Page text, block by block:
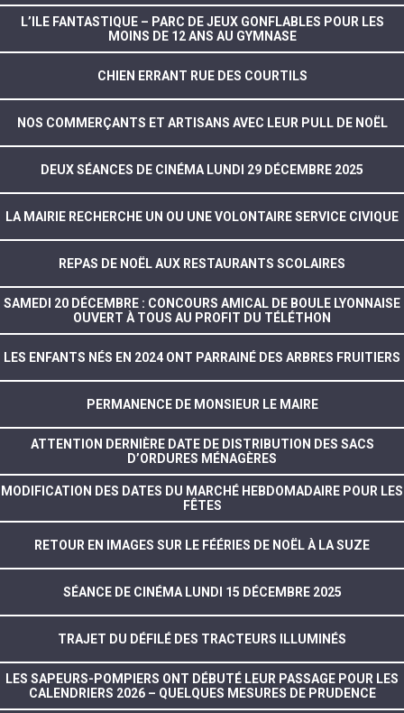
L’ILE FANTASTIQUE – PARC DE JEUX GONFLABLES POUR LES
MOINS DE 12 ANS AU GYMNASE
CHIEN ERRANT RUE DES COURTILS
NOS COMMERÇANTS ET ARTISANS AVEC LEUR PULL DE NOËL
DEUX SÉANCES DE CINÉMA LUNDI 29 DÉCEMBRE 2025
LA MAIRIE RECHERCHE UN OU UNE VOLONTAIRE SERVICE CIVIQUE
REPAS DE NOËL AUX RESTAURANTS SCOLAIRES
SAMEDI 20 DÉCEMBRE : CONCOURS AMICAL DE BOULE LYONNAISE
OUVERT À TOUS AU PROFIT DU TÉLÉTHON
LES ENFANTS NÉS EN 2024 ONT PARRAINÉ DES ARBRES FRUITIERS
PERMANENCE DE MONSIEUR LE MAIRE
ATTENTION DERNIÈRE DATE DE DISTRIBUTION DES SACS
D’ORDURES MÉNAGÈRES
MODIFICATION DES DATES DU MARCHÉ HEBDOMADAIRE POUR LES
FÊTES
RETOUR EN IMAGES SUR LE FÉÉRIES DE NOËL À LA SUZE
SÉANCE DE CINÉMA LUNDI 15 DÉCEMBRE 2025
TRAJET DU DÉFILÉ DES TRACTEURS ILLUMINÉS
LES SAPEURS-POMPIERS ONT DÉBUTÉ LEUR PASSAGE POUR LES
CALENDRIERS 2026 – QUELQUES MESURES DE PRUDENCE